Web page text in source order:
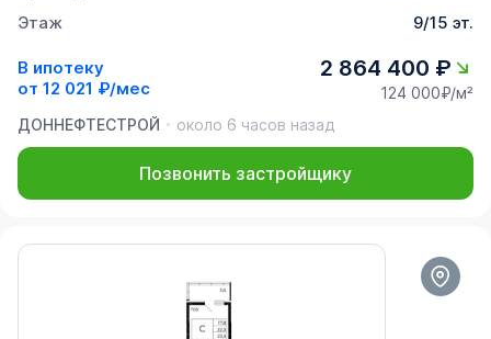
Этаж
9/15 эт.
В ипотеку
от 12 021 ₽/мес
2 864 400 ₽
124 000₽/м²
ДОННЕФТЕСТРОЙ
около 6 часов назад
Позвонить застройщику